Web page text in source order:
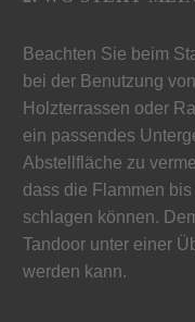
Beachten Sie beim
bei der Benutzung
Holzterrassen oder
ein passendes
Abstellfläche zu
dass die Flammen
schlagen können.
Tandoor unter einer
werden kann.